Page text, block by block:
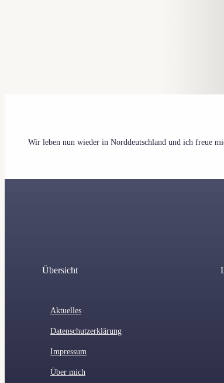
Wir leben nun wieder in Norddeutschland und ich freue
Übersicht
Aktuelles
Datenschutzerklärung
Impressum
Über mich